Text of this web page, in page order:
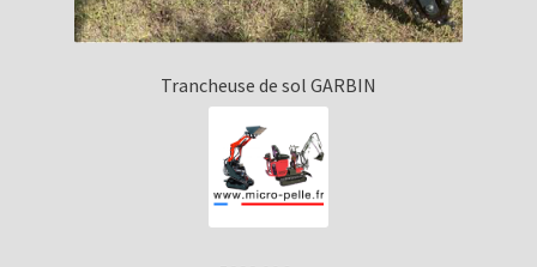
Trancheuse de sol GARBIN